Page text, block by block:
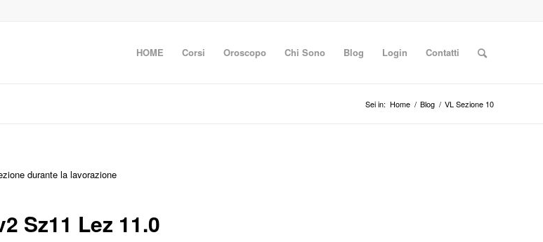
HOME Corsi Oroscopo Chi Sono Blog Login Contatti
Sei in: Home / Blog / VL Sezione 10
durante la lavorazione
Sz11 Lez 11.0